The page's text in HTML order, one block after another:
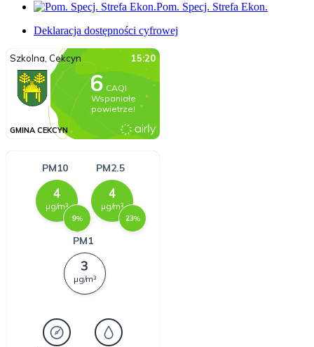
Pom. Specj. Strefa Ekon.
Deklaracja dostępności cyfrowej